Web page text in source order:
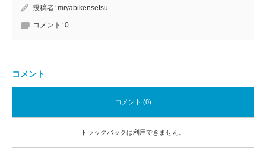
投稿者: miyabikensetsu
コメント: 0
コメント
コメント (0)
トラックバックは利用できません。